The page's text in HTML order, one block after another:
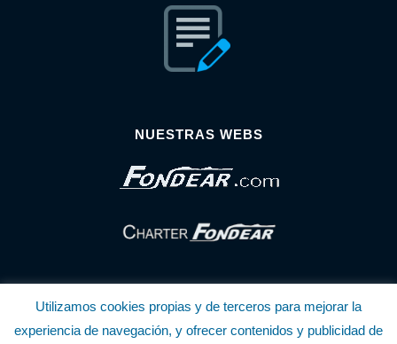
NUESTRAS WEBS
Utilizamos cookies propias y de terceros para mejorar la
experiencia de navegación, y ofrecer contenidos y publicidad de